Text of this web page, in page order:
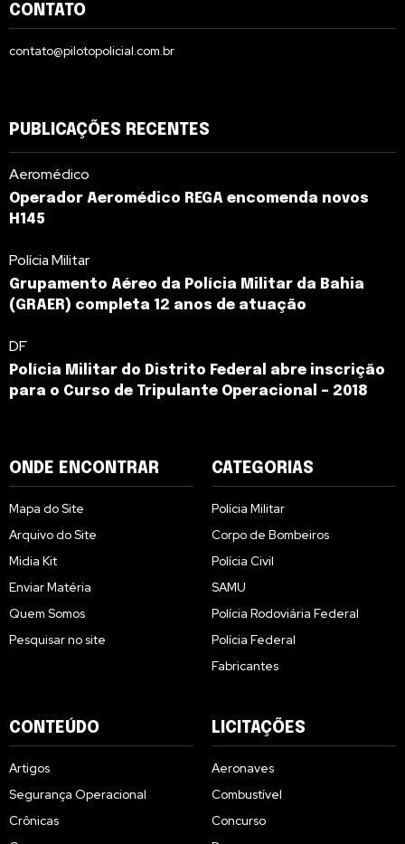
CONTATO
contato@pilotopolicial.com.br
PUBLICAÇÕES RECENTES
Aeromédico
Operador Aeromédico REGA encomenda novos
H145
Polícia Militar
Grupamento Aéreo da Polícia Militar da Bahia
(GRAER) completa 12 anos de atuação
DF
Polícia Militar do Distrito Federal abre inscrição
para o Curso de Tripulante Operacional – 2018
ONDE ENCONTRAR
Mapa do Site
Arquivo do Site
Midia Kit
Enviar Matéria
Quem Somos
Pesquisar no site
CATEGORIAS
Polícia Militar
Corpo de Bombeiros
Polícia Civil
SAMU
Polícia Rodoviária Federal
Polícia Federal
Fabricantes
CONTEÚDO
Artigos
Segurança Operacional
Crônicas
LICITAÇÕES
Aeronaves
Combustível
Concurso